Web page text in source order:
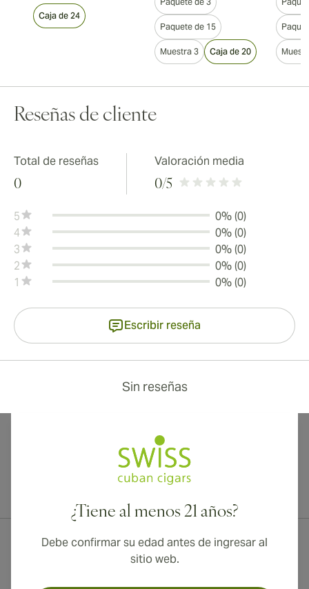
Caja de 24
Paquete de 15
Muestra 3 Caja de 20
Reseñas de cliente
Total de reseñas
0
Valoración media
0/5
5
0% (0)
4
0% (0)
3
0% (0)
2
0% (0)
1
0% (0)
Escribir reseña
Sin reseñas
¿Tiene al menos 21 años?
Debe confirmar su edad antes de ingresar al
sitio web.